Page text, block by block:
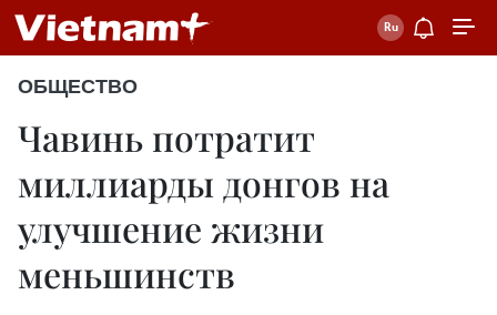
ОБЩЕСТВО
Чавинь потратит
миллиарды донгов на
улучшение жизни
меньшинств